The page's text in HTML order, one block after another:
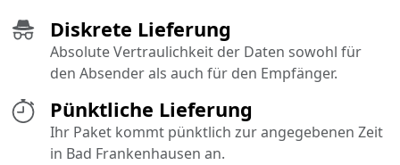
Pünktliche Lieferung
Ihr Paket kommt pünktlich zur angegebenen Zeit
in Bad Frankenhausen an.
Diskrete Lieferung
Absolute Vertraulichkeit der Daten sowohl für
den Absender als auch für den Empfänger.